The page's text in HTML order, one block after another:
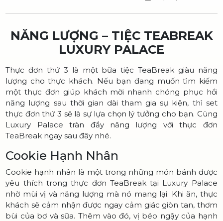
NĂNG LƯỢNG – TIỆC TEABREAK
LUXURY PALACE
Thực đơn thứ 3 là một bữa tiệc TeaBreak giàu năng
lượng cho thực khách. Nếu bạn đang muốn tìm kiếm
một thực đơn giúp khách mời nhanh chóng phục hồi
năng lượng sau thời gian dài tham gia sự kiện, thì set
thực đơn thứ 3 sẽ là sự lựa chọn lý tưởng cho bạn. Cùng
Luxury Palace tràn đầy năng lượng với thực đơn
TeaBreak ngay sau đây nhé.
Cookie Hạnh Nhân
Cookie hạnh nhân là một trong những món bánh được
yêu thích trong thực đơn TeaBreak tại Luxury Palace
nhờ mùi vị và năng lượng mà nó mang lại. Khi ăn, thực
khách sẽ cảm nhận được ngay cảm giác giòn tan, thơm
bùi của bơ và sữa. Thêm vào đó, vị béo ngậy của hạnh